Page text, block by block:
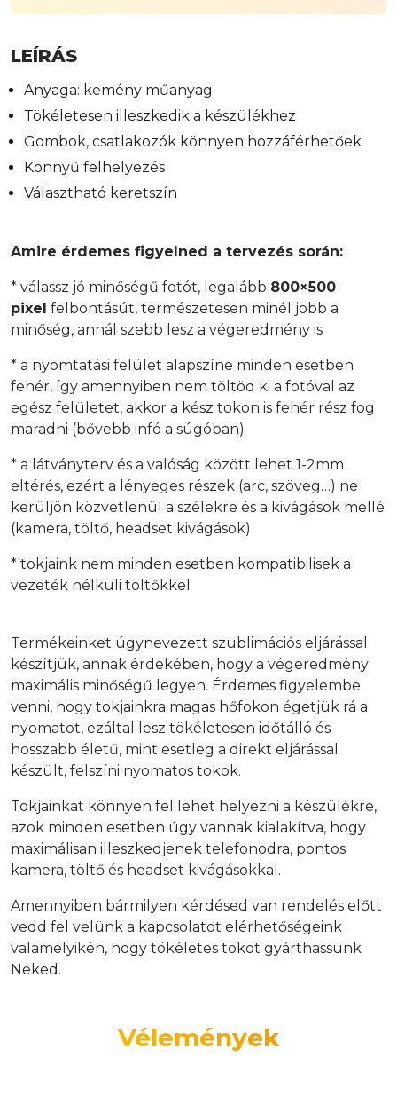
LEÍRÁS
Anyaga: kemény műanyag
Tökéletesen illeszkedik a készülékhez
Gombok, csatlakozók könnyen hozzáférhetőek
Könnyű felhelyezés
Választható keretszín
Amire érdemes figyelned a tervezés során:
* válassz jó minőségű fotót, legalább 800×500
pixel felbontásút, természetesen minél jobb a
minőség, annál szebb lesz a végeredmény is
* a nyomtatási felület alapszíne minden esetben
fehér, így amennyiben nem töltöd ki a fotóval az
egész felületet, akkor a kész tokon is fehér rész fog
maradni (bővebb infó a súgóban)
* a látványterv és a valóság között lehet 1-2mm
eltérés, ezért a lényeges részek (arc, szöveg…) ne
kerüljön közvetlenül a szélekre és a kivágások mellé
(kamera, töltő, headset kivágások)
* tokjaink nem minden esetben kompatibilisek a
vezeték nélküli töltőkkel
Termékeinket úgynevezett szublimációs eljárással
készítjük, annak érdekében, hogy a végeredmény
maximális minőségű legyen. Érdemes figyelembe
venni, hogy tokjainkra magas hőfokon égetjük rá a
nyomatot, ezáltal lesz tökéletesen időtálló és
hosszabb életű, mint esetleg a direkt eljárással
készült, felszíni nyomatos tokok.
Tokjainkat könnyen fel lehet helyezni a készülékre,
azok minden esetben úgy vannak kialakítva, hogy
maximálisan illeszkedjenek telefonodra, pontos
kamera, töltő és headset kivágásokkal.
Amennyiben bármilyen kérdésed van rendelés előtt
vedd fel velünk a kapcsolatot elérhetőségeink
valamelyikén, hogy tökéletes tokot gyárthassunk
Neked.
Vélemények